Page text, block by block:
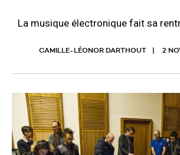
La musique électronique fait sa
CAMILLE-LÉONOR DARTHOUT 2